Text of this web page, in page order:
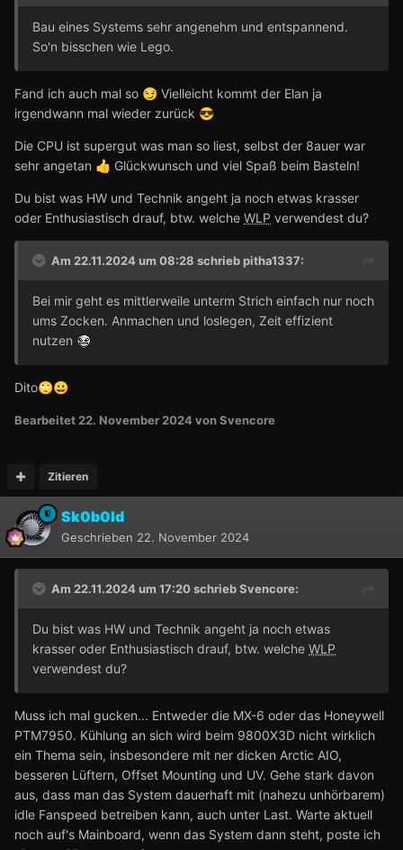
Bau eines Systems sehr angenehm und entspannend.
So'n bisschen wie Lego.
Fand ich auch mal so 😏 Vielleicht kommt der Elan ja
irgendwann mal wieder zurück 😎
Die CPU ist supergut was man so liest, selbst der 8auer war
sehr angetan 👍 Glückwunsch und viel Spaß beim Basteln!
Du bist was HW und Technik angeht ja noch etwas krasser
oder Enthusiastisch drauf, btw. welche WLP verwendest du?
Am 22.11.2024 um 08:28 schriebpitha1337:
Bei mir geht es mittlerweile unterm Strich einfach nur noch
ums Zocken. Anmachen und loslegen, Zeit effizient
nutzen
Dito🙄😀
Bearbeitet 22. November 2024von Svencore
Zitieren
Sk0b0ld
Geschrieben 22. November 2024
Am 22.11.2024 um 17:20 schriebSvencore:
Du bist was HW und Technik angeht ja noch etwas
krasser oder Enthusiastisch drauf, btw. welche WLP
verwendest du?
Muss ich mal gucken... Entweder die MX-6 oder das Honeywell
PTM7950. Kühlung an sich wird beim 9800X3D nicht wirklich
ein Thema sein, insbesondere mit ner dicken Arctic AIO,
besseren Lüftern, Offset Mounting und UV. Gehe stark davon
aus, dass man das System dauerhaft mit (nahezu unhörbarem)
idle Fanspeed betreiben kann, auch unter Last. Warte aktuell
noch auf's Mainboard, wenn das System dann steht, poste ich